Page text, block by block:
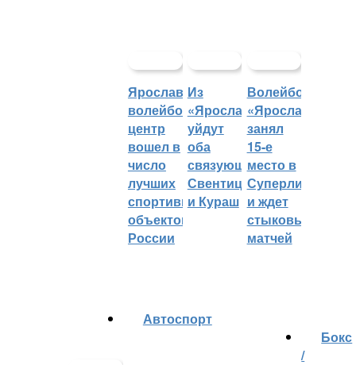
Ярославский
волейбольный
центр
вошел в
число
лучших
спортивных
объектов
России
Из
«Ярославича»
уйдут
оба
связующих:
Свентицкис
и Кураш
Волейбольный
«Ярославич»
занял
15-е
место в
Суперлиге
и ждет
стыковых
матчей
Автоспорт
Бокс
/